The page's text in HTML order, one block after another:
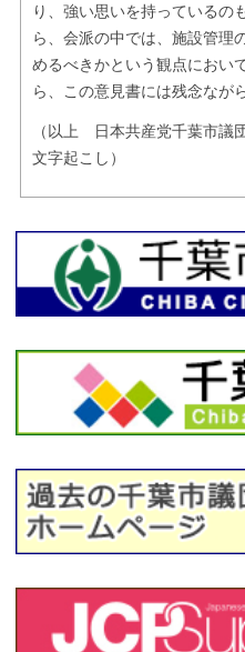
り、強い思いを持っているの
ら、会派の中では、施設管理
めるべきかという観点におい
ら、この意見書には残念なが
（以上 日本共産党千葉市議
文字起こし）